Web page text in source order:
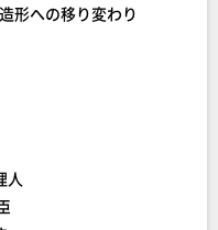
形への移り変わり
人